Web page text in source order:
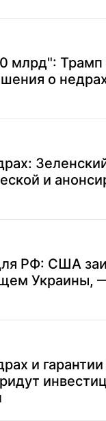
млрд": Трамп
о
и
РФ: США
Украины,
и